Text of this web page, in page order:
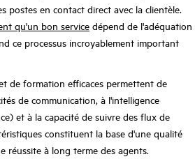
postes en contact direct avec la clientèle.
qu'un bon servicedépend de l'adéquation
ce processus incroyablement important
de formation efficaces permettent de
de communication, à l'intelligence
et à la capacité de suivre des flux de
constituent la base d'une qualité
réussite à long terme des agents.